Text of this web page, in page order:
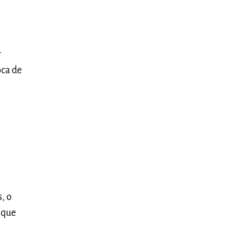
de
o